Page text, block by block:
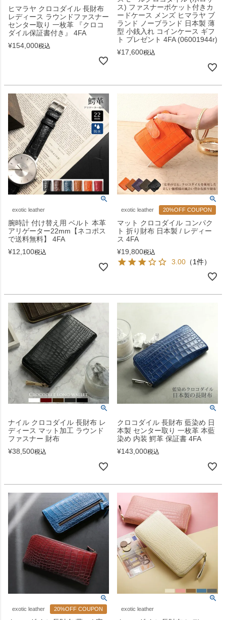
ヒマラヤ クロコダイル 長財布
レディース ラウンドファスナー
センター取り 一枚革 『クロコ
ダイル保証書付き』 4FA
¥154,000税込
ス) ファスナーポケット付きカ
ードケース メンズ ヒマラヤ ブ
ランド ノーブランド 日本製 薄
型 小銭入れ コインケース ギフ
ト プレゼント 4FA (06001944r)
¥17,600税込
exotic leather
腕時計 付け替え用 ベルト 本革
アリゲーター22mm【ネコポス
で送料無料】 4FA
¥12,100税込
exotic leather 20%OFF COUPON
マット クロコダイル コンパク
ト 折り財布 日本製 / レディー
ス 4FA
¥19,800税込
3.00 （1件）
ナイル クロコダイル 長財布 レ
ディース マット加工 ラウンド
ファスナー 財布
¥38,500税込
クロコダイル 長財布 藍染め 日
本製 センター取り 一枚革 本藍
染め 内装 鰐革 保証書 4FA
¥143,000税込
exotic leather 20%OFF COUPON exotic leather